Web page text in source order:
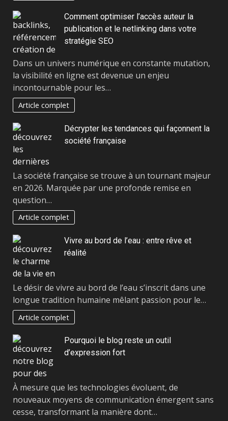
Comment optimiser l’accès auteur la
publication et le netlinking dans votre
stratégie SEO
Dans un univers numérique en constante mutation,
la visibilité en ligne est devenue un enjeu
incontournable pour les…
Article complet
Décrypter les tendances qui façonnent la
société française
La société française se trouve à un tournant majeur
en 2026. Marquée par une profonde remise en
question…
Article complet
Vivre au bord de l’eau : entre rêve et
réalité
Le désir de vivre au bord de l’eau s’inscrit dans une
longue tradition humaine mêlant passion pour le…
Article complet
Pourquoi le blog reste un outil
d’expression fort
À mesure que les technologies évoluent, de
nouveaux moyens de communication émergent sans
cesse, transformant la manière dont…